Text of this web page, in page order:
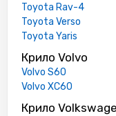
Toyota Rav-4
Toyota Verso
Toyota Yaris
Крило Volvo
Volvo S60
Volvo XC60
Крило